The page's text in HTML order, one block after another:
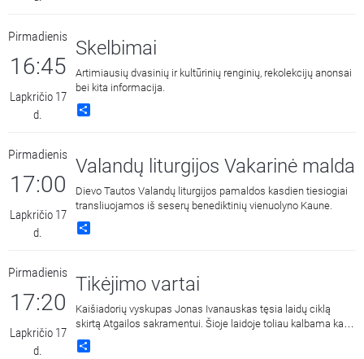
Pirmadienis
16:45
Lapkričio 17
d.
Skelbimai
Artimiausių dvasinių ir kultūrinių renginių, rekolekcijų anonsai
bei kita informacija.
Pirmadienis
17:00
Lapkričio 17
d.
Valandų liturgijos Vakarinė malda
Dievo Tautos Valandų liturgijos pamaldos kasdien tiesiogiai
transliuojamos iš seserų benediktinių vienuolyno Kaune.
Pirmadienis
17:20
Lapkričio 17
d.
Tikėjimo vartai
Kaišiadorių vyskupas Jonas Ivanauskas tęsia laidų ciklą
skirtą Atgailos sakramentui. Šioje laidoje toliau kalbama kaip
Bažnyčia supranta nuodėmę? (7 laida)